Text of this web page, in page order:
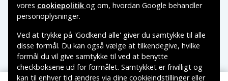
Betalingsmuligheder
Leveringsmuligheder
vores cookiepolitik og om, hvordan Google behandler
personoplysninger.
Ved at trykke på 'Godkend alle' giver du samtykke til alle
disse formål. Du kan også vælge at tilkendegive, hvilke
formål du vil give samtykke til ved at benytte
checkboksene ud for formålet. Samtykket er frivilligt og
kan til enhver tid ændres via dine cookieindstillinger eller